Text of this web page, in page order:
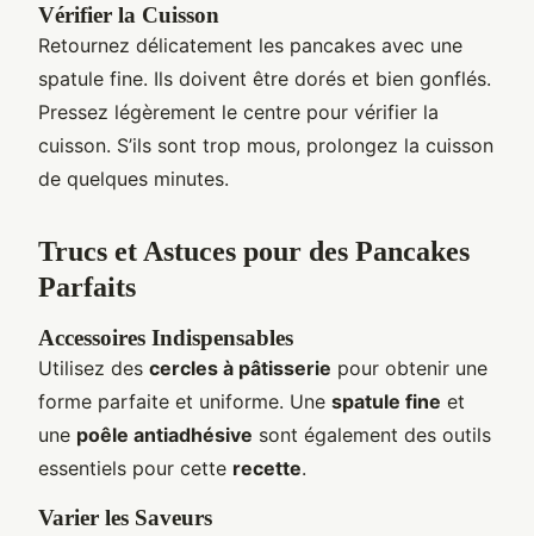
Vérifier la Cuisson
Retournez délicatement les pancakes avec une
spatule fine. Ils doivent être dorés et bien gonflés.
Pressez légèrement le centre pour vérifier la
cuisson. S’ils sont trop mous, prolongez la cuisson
de quelques minutes.
Trucs et Astuces pour des Pancakes
Parfaits
Accessoires Indispensables
Utilisez des cercles à pâtisserie pour obtenir une
forme parfaite et uniforme. Une spatule fine et
une poêle antiadhésive sont également des outils
essentiels pour cette recette.
Varier les Saveurs